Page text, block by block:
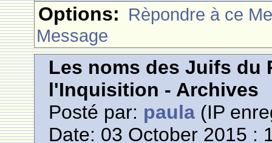
Options: Rèpondre à ce
Message
Les noms des Juifs du
l'Inquisition - Archives
Posté par: paula (IP
Date: 03 October 2015 :